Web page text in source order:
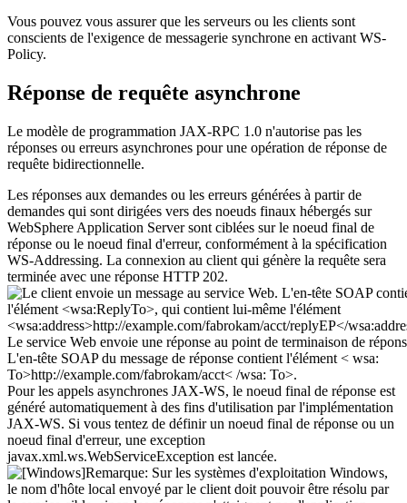
Vous pouvez vous assurer que les serveurs ou les clients sont
conscients de l'exigence de messagerie synchrone en activant WS-
Policy.
Réponse de requête asynchrone
Le modèle de programmation JAX-RPC 1.0 n'autorise pas les
réponses ou erreurs asynchrones pour une opération de réponse de
requête bidirectionnelle.
Les réponses aux demandes ou les erreurs générées à partir de
demandes qui sont dirigées vers des noeuds finaux hébergés sur
WebSphere Application Server sont ciblées sur le noeud final de
réponse ou le noeud final d'erreur, conformément à la spécification
WS-Addressing. La connexion au client qui génère la requête sera
terminée avec une réponse HTTP 202.
Pour les appels asynchrones JAX-WS, le noeud final de réponse est
généré automatiquement à des fins d'utilisation par l'implémentation
JAX-WS. Si vous tentez de définir un noeud final de réponse ou un
noeud final d'erreur, une exception
javax.xml.ws.WebServiceException est lancée.
Remarque: Sur les systèmes d'exploitation Windows,
le nom d'hôte local envoyé par le client doit pouvoir être résolu par